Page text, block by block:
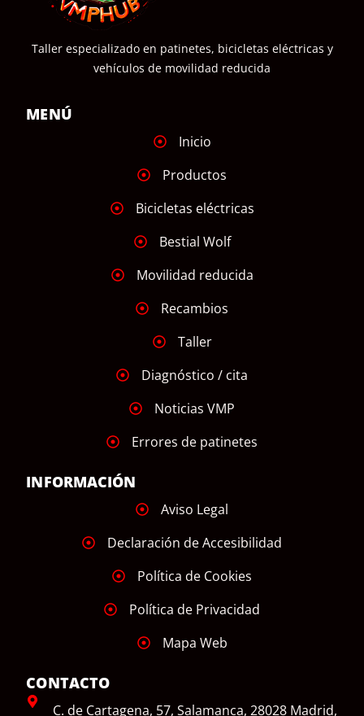
Taller especializado en patinetes, bicicletas eléctricas y
vehículos de movilidad reducida
MENÚ
Inicio
Productos
Bicicletas eléctricas
Bestial Wolf
Movilidad reducida
Recambios
Taller
Diagnóstico / cita
Noticias VMP
Errores de patinetes
INFORMACIÓN
Aviso Legal
Declaración de Accesibilidad
Política de Cookies
Política de Privacidad
Mapa Web
CONTACTO
C. de Cartagena, 57, Salamanca, 28028 Madrid,